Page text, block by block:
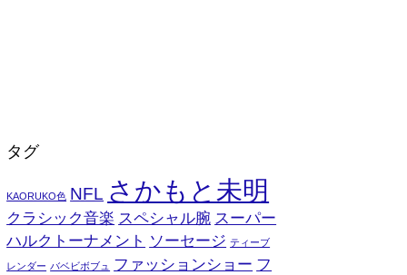
タグ
KAORUKO色 NFL さかもと未明
クラシック音楽 スペシャル腕 スーパー
ハルクトーナメント ソーセージ ティーブ
レンダー バベビボブュ ファッションショー フ